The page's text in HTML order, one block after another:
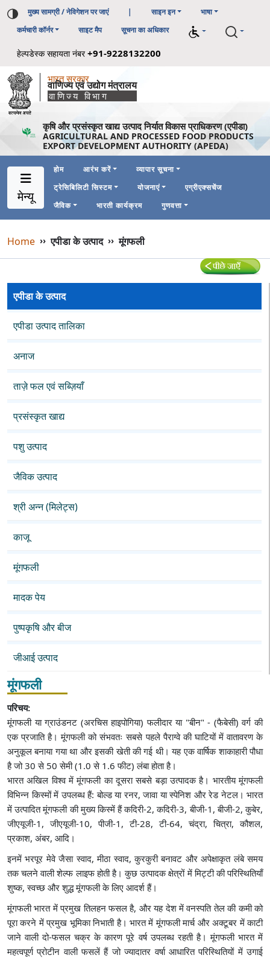
मुख्य सामग्री / नेविगेशन पर जाएं | साइन इन
भाषा
कर्मचारी कॉर्नर
साइट मैप सूचना का अधिकार
हेल्पडेस्क सहायता नंबर+91-9228132200
भारत सरकार
वाणिज्य एवं उद्योग मंत्रालय
वाणिज्य विभाग
कृषि और प्रसंस्कृत खाद्य उत्पाद निर्यात विकास प्राधिकरण (एपीडा)
AGRICULTURAL AND PROCESSED FOOD PRODUCTS
EXPORT DEVELOPMENT AUTHORITY (APEDA)
मेन्यू
Main Navigation 1
Main Menu Horizontal
होम आरंभ करें
व्यापार सूचना
ट्रेसिबिलिटी सिस्टम
योजनाएं
एग्रीएक्सचेंज
जैविक
भारती कार्यक्रम गुणवत्ता
Breadcrumb
Home ››एपीडा के उत्पाद››मूंगफली
एपीडा के उत्पाद
एपीडा उत्पाद तालिका
अनाज
ताज़े फल एवं सब्ज़ियाँ
प्रसंस्कृत खाद्य
पशु उत्पाद
जैविक उत्पाद
श्री अन्न (मिलेट्स)
काजू
मूंगफली
मादक पेय
पुष्पकृषि और बीज
जीआई उत्पाद
मूंगफली
परिचय:
मूंगफली या ग्राउंडनट (अरचिस हाइपोगिया) फलीदार या "बीन" - (फैबेसी) वर्ग की
एक प्रजाति है। मूंगफली को संभवतः सबसे पहले पैराग्वे की घाटियों में वातावरण के
अनुकूल बनाया गया था और इसकी खेती की गई थी। यह एक वार्षिक शाकाहारी पौधा
है जो 30 से 50 सेमी (1.0 से 1.6 फीट) लंबा होता है।
भारत अखिल विश्व में मूंगफली का दूसरा सबसे बड़ा उत्पादक है। भारतीय मूंगफली
विभिन्न किस्मों में उपलब्ध हैं: बोल्ड या रनर, जावा या स्पेनिश और रेड नेटल। भारत
में उत्पादित मूंगफली की मुख्य किस्में हैं कदिरी-2, कदिरी-3, बीजी-1, बीजी-2, कुबेर,
जीएयूजी-1, जीएयूजी-10, पीजी-1, टी-28, टी-64, चंद्रा, चित्रा, कौशल,
प्रकाश, अंबर, आदि।
इनमें भरपूर मेवे जैसा स्वाद, मीठा स्वाद, कुरकुरी बनावट और अपेक्षाकृत लंबे समय
तक चलने वाली शेल्फ लाइफ होती है। कुछ उत्पादक क्षेत्रों में मिट्टी की परिस्थितियाँ
शुष्क, स्वच्छ और शुद्ध मूंगफली के लिए आदर्श हैं।
मूंगफली भारत में प्रमुख तिलहन फसल है, और यह देश में वनस्पति तेल की कमी को
पूरा करने में प्रमुख भूमिका निभाती है। भारत में मूंगफली मार्च और अक्टूबर में काटी
जाने वाली दो-फसल चक्र के कारण पूरे वर्ष उपलब्ध रहती है। मूंगफली भारत में
महत्वपूर्ण प्रोटीन वाली फसलें हैं जो ज्यादातर वर्षा आधारित परिस्थितियों में उगाई